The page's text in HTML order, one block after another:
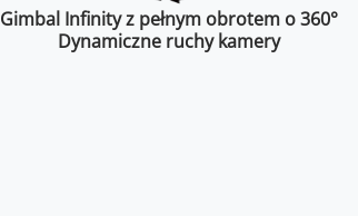
Gimbal Infinity z pełnym obrotem o 360°
Dynamiczne ruchy kamery